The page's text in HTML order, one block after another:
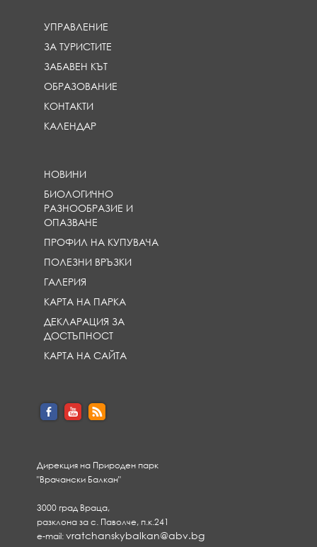
УПРАВЛЕНИЕ
ЗА ТУРИСТИТЕ
ЗАБАВЕН КЪТ
ОБРАЗОВАНИЕ
КОНТАКТИ
КАЛЕНДАР
НОВИНИ
БИОЛОГИЧНО
РАЗНООБРАЗИЕ И
ОПАЗВАНЕ
ПРОФИЛ НА КУПУВАЧА
ПОЛЕЗНИ ВРЪЗКИ
ГАЛЕРИЯ
КАРТА НА ПАРКА
ДЕКЛАРАЦИЯ ЗА
ДОСТЪПНОСТ
КАРТА НА САЙТА
Дирекция на Природен парк
"Врачански Балкан"
3000 град Враца,
разклона за с. Паволче, п.к.241
e-mail:vratchanskybalkan@abv.bg